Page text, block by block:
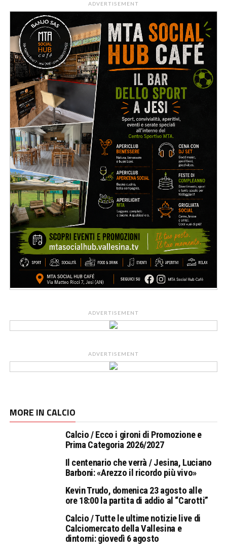
ADVERTISEMENT
ADVERTISEMENT
ADVERTISEMENT
MORE IN CALCIO
Calcio / Ecco i gironi di Promozione e
Prima Categoria 2026/2027
Il centenario che verrà / Jesina, Luciano
Barboni: «Arezzo il ricordo più vivo»
Kevin Trudo, domenica 23 agosto alle
ore 18:00 la partita di addio al “Carotti”
Calcio / Tutte le ultime notizie live di
Calciomercato della Vallesina e
dintorni: giovedì 6 agosto